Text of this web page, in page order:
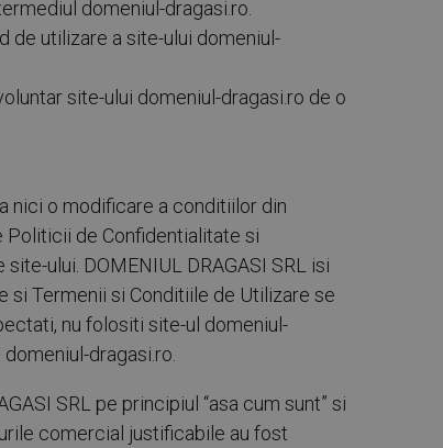
domeniul-dragasi.ro.
de utilizare a site-ului domeniul-
site-ului domeniul-dragasi.ro de o
nici o modificare a conditiilor din
Politicii de Confidentialitate si
ului. DOMENIUL DRAGASI SRL isi
Termenii si Conditiile de Utilizare se
nu folositi site-ul domeniul-
dragasi.ro.
SRL pe principiul “asa cum sunt” si
comercial justificabile au fost